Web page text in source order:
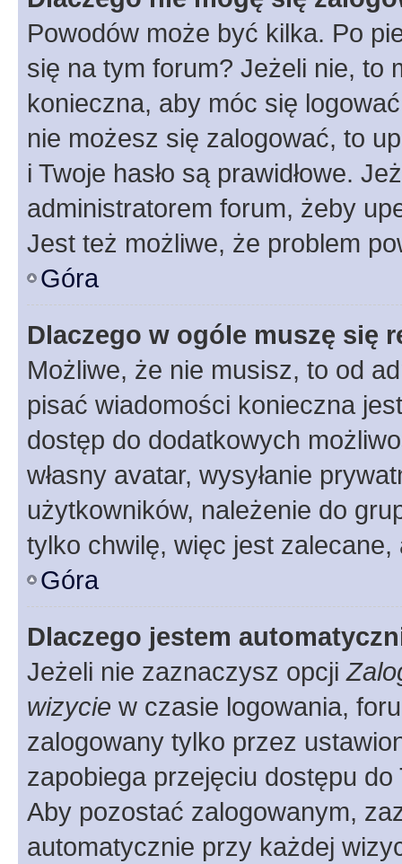
Powodów może być kilka. Po
się na tym forum? Jeżeli nie, to
konieczna, aby móc się
nie możesz się zalogować, to
i Twoje hasło są prawidłowe.
administratorem forum, żeby
Jest też możliwe, że problem
Góra
Dlaczego w ogóle muszę się
Możliwe, że nie musisz, to od
pisać wiadomości konieczna
dostęp do dodatkowych
własny avatar, wysyłanie
użytkowników, należenie do
tylko chwilę, więc jest zalecane,
Góra
Dlaczego jestem
Jeżeli nie zaznaczysz opcji
wizycie w czasie logowania,
zalogowany tylko przez
zapobiega przejęciu dostępu
Aby pozostać zalogowanym,
automatycznie przy każdej